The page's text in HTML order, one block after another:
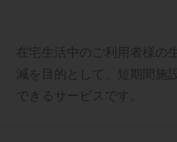
在宅生活中のご利用者様の
減を目的として、短期間施
できるサービスです。